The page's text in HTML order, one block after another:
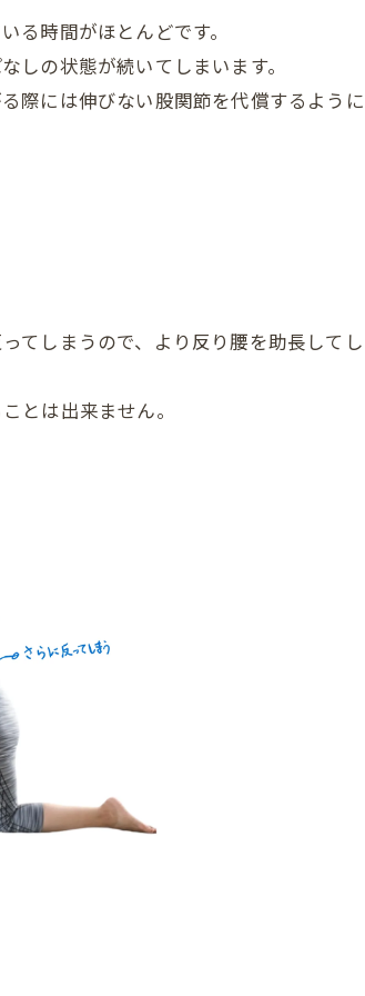
る時間がほとんどです。
しの状態が続いてしまいます。
際には伸びない股関節を代償するよう
てしまうので、より反り腰を助長して
とは出来ません。